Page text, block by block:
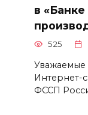
в
525
Уважаемые
Интернет-
ФССП